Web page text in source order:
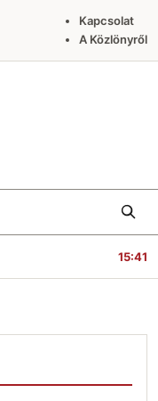
Kapcsolat
A Közlönyről
Keresés
15:41